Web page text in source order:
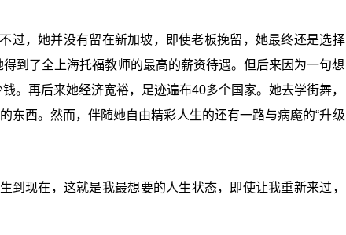
过，她并没有留在新加坡，即使老板挽留，她最终还是选择
到了全上海托福教师的最高的薪资待遇。但后来因为一句想
。再后来她经济宽裕，足迹遍布40多个国家。她去学街舞，
东西。然而，伴随她自由精彩人生的还有一路与病魔的“升级
到现在，这就是我最想要的人生状态，即使让我重新来过，